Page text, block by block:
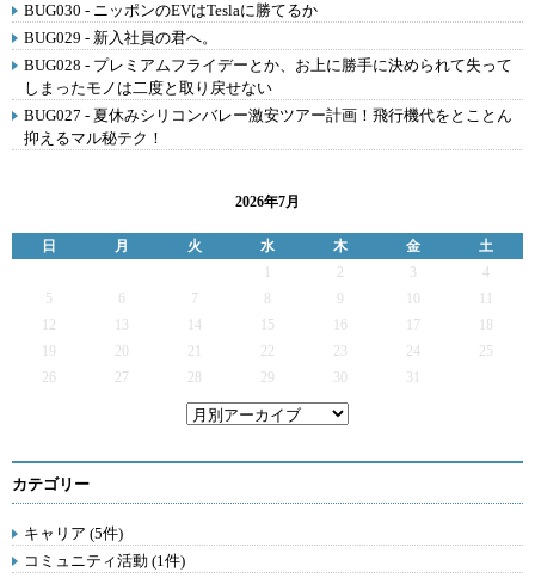
BUG030 - ニッポンのEVはTeslaに勝てるか
BUG029 - 新入社員の君へ。
BUG028 - プレミアムフライデーとか、お上に勝手に決められて失って
しまったモノは二度と取り戻せない
BUG027 - 夏休みシリコンバレー激安ツアー計画！飛行機代をとことん
抑えるマル秘テク！
2026年7月
日 月 火 水 木 金
土
2 3
4
5
6 7 9
12
13 14 15 16 17
19
20 21 22 23 24
25
26
27 28 29 30 31
カテゴリー
キャリア (5件)
コミュニティ活動 (1件)